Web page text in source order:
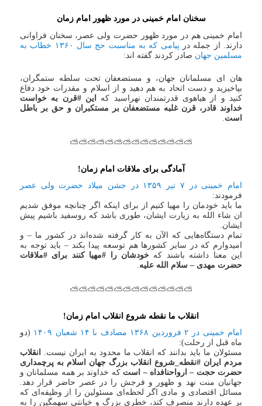
سخنان امام خمینی در مورد ظهور امام زمان
امام خمینی هم در مورد ظهور حضرت ولی عصر، سخنان فراوانی
دارند. از جمله در
پیامی که به مناسبت حج سال ۱۳۶۰ خطاب به
مسلمین جهان صادر کردند گفته اند:
هان‌ ای مسلمانان جهان، و مستضعفان تحت سلطه ستمگران،
بپاخیزید و دست اتحاد به هم دهید و از اسلام و مقدرات خود دفاع
کنید و از هیاهوی قدرتمندان نهراسید که
این #قرن به خواست
خداوند قادر، قرن غلبه مستضعفان بر مستکبران و حق بر باطل
است.
⛅⛅⛅⛅⛅⛅⛅⛅⛅⛅⛅⛅⛅⛅
آمادگی برای ملاقات امام زمان!
امام خمینی در ۷ تیر ۱۳۵۹ در جشن میلاد حضرت ولی عصر
فرمودند:
ما باید خودمان را مهیا کنیم از برای اینکه اگر چنانچه موفق‌ شدیم
ان شاء الله به زیارت ایشان، طوری باشد که روسفید باشیم پیش
ایشان.
تمام دستگاه‌هایی که الآن به کار گرفته شده‌اند در کشور ما – و
امیدوارم که در سایر کشورها هم توسعه پیدا بکند – باید توجه به
این معنا داشته باشند که خودشان را #مهیا کنند برای #ملاقات
حضرت مهدی – سلام الله علیه.
⛅⛅⛅⛅⛅⛅⛅⛅⛅⛅⛅⛅⛅⛅
انقلاب ما نقطه شروع انقلاب امام زمان!
امام خمینی در ۲ فروردین ۱۳۶۸ مصادف با ۱۴ شعبان ۱۴۰۹
(دو
ماه قبل از رحلت):
مسئولان ما باید بدانند که انقلاب ما محدود به ایران نیست.
انقلاب
مردم ایران #نقطه_شروع انقلاب بزرگ جهان اسلام به پرچمداری
حضرت حجت – ارواحنافداه – است که خداوند بر همه مسلمانان و
جهانیان منت نهد و ظهور و فرجش را در عصر حاضر قرار دهد.
مسائل اقتصادی و مادی اگر لحظه‌ای مسئولین را از وظیفه‌ای که
بر عهده دارند منصرف کند، خطری بزرگ و خیانتی سهمگین را به